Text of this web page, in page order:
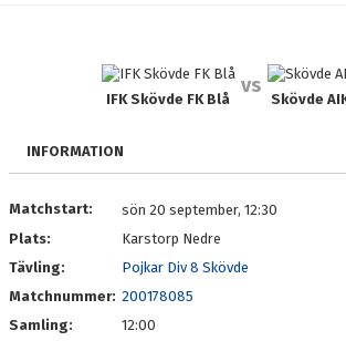
BILDGALLERI
DOKUMENT
IFK Skövde FK Blå
vs
Skövde
INFORMATION
Matchstart:
sön 20 september, 12:30
Plats:
Karstorp Nedre
Tävling:
Pojkar Div 8 Skövde
Matchnummer: 200178085
Samling:
12:00